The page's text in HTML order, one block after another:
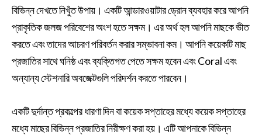
বিভিন্ন দেখতে নিখুঁত উপায়। একটি আন্ডারওয়াটার ড্রোন ব্যবহার করে আপনি
প্রাকৃতিক জলজ পরিবেশের অংশ হতে সক্ষম। এর অর্থ হল আপনি মাছকে ভীত
করতে এবং তাদের আচরণ পরিবর্তন করার সম্ভাবনা কম। আপনি কয়েকটি মাছ
প্রজাতির সাথে ঘনিষ্ঠ এবং ব্যক্তিগত পেতে সক্ষম হবেন এবং Coral এবং
অন্যান্য স্টেশনারি অবজেক্টগুলি পরিদর্শন করতে পারবেন।
একটি দুর্দান্ত প্রকল্পের ধারণা দিন বা কয়েক সপ্তাহের মধ্যে কয়েক সপ্তাহের
মধ্যে মাছের বিভিন্ন প্রজাতির নিরীক্ষণ করা হয়। এটি আপনাকে বিভিন্ন